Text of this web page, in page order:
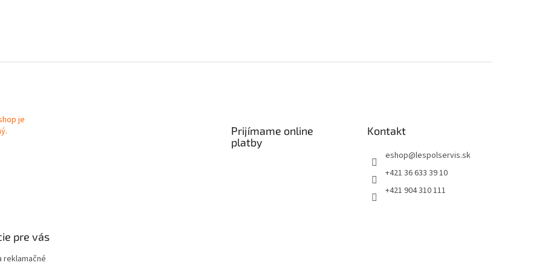
Prijímame online
platby
Kontakt
eshop@lespolservis.sk
+421 36 633 39 10
+421 904 310 111
pre vás
reklamačné